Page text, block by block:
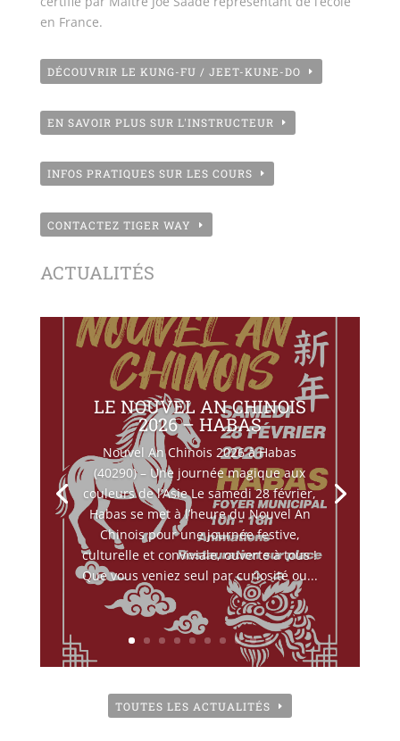
en France.
DÉCOUVRIR LE KUNG-FU / JEET-KUNE-DO
EN SAVOIR PLUS SUR L'INSTRUCTEUR
INFOS PRATIQUES SUR LES COURS
CONTACTEZ TIGER WAY
ACTUALITÉS
LE NOUVEL AN CHINOIS
2026 – HABAS
Nouvel An Chinois 2026 à Habas
(40290) – Une journée magique aux
couleurs de l’Asie Le samedi 28 février,
Habas se met à l’heure du Nouvel An
Chinois pour une journée festive,
culturelle et conviviale, ouverte à tous !
Que vous veniez seul par curiosité ou...
TOUTES LES ACTUALITÉS